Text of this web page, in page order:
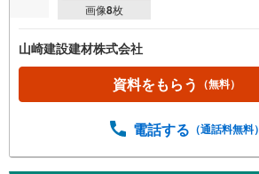
画像8枚
山崎建設建材株式会社
資料をもらう （無料）
電話する （通話料無料）